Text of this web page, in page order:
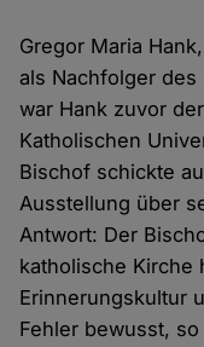
Gregor Maria
als Nachfolger des
war Hank zuvor
Katholischen
Bischof schickte
Ausstellung über
Antwort: Der
katholische Kirche
Erinnerungskultur
Fehler bewusst,